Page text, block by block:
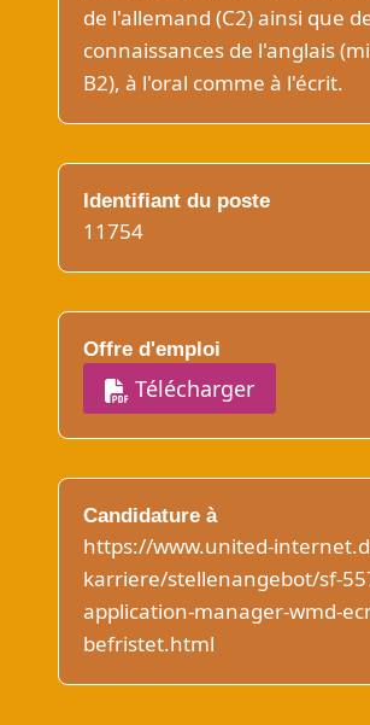
de l'allemand (C2) ainsi que
connaissances de l'anglais
B2), à l'oral comme à l'écrit.
Identifiant du poste
11754
Offre d'emploi
Télécharger
Candidature à
https://www.united-
karriere/stellenangebot/sf-
application-manager-wmd-
befristet.html